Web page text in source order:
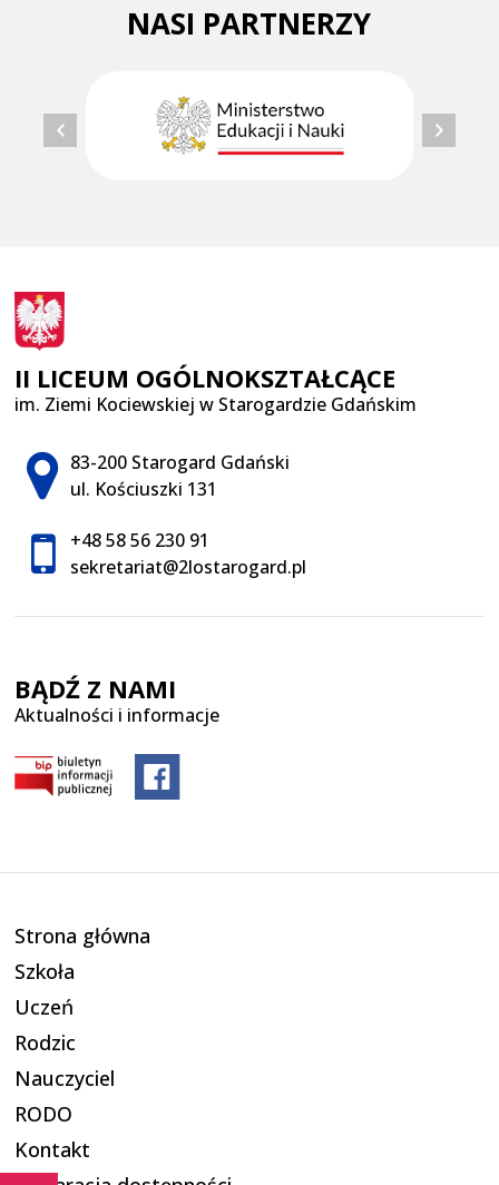
NASI PARTNERZY
II LICEUM OGÓLNOKSZTAŁCĄCE
im. Ziemi Kociewskiej w Starogardzie Gdańskim
Adres pocztowy:
83-200 Starogard Gdański
ul. Kościuszki 131
+48 58 56 230 91
sekretariat@2lostarogard.pl
BĄDŹ Z NAMI
Aktualności i informacje
Strona główna
Szkoła
Uczeń
Rodzic
Nauczyciel
RODO
Kontakt